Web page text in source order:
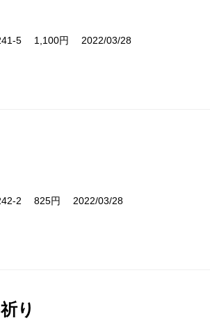
5 1,100円 2022/03/28
2 825円 2022/03/28
り